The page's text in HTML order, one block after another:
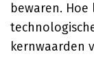
bewaren.
kernwaarden